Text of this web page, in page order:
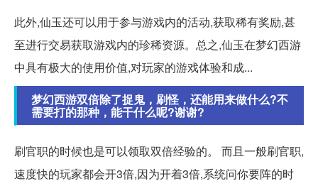
此外,仙玉还可以用于参与游戏内的活动,获取稀有奖励,甚
至进行交易获取游戏内的珍稀资源。总之,仙玉在梦幻西游
中具有极大的使用价值,对玩家的游戏体验和成...
梦幻西游双倍除了捉鬼，刷怪，还能用来做什么?不
需要打的那种，能干什么呢?谢谢?
刷官职的时候也是可以领取双倍经验的。 而且一般刷官职,
速度快的玩家都会开3倍,因为开着3倍,系统问你要阵的时